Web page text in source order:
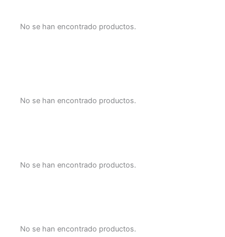
No se han encontrado productos.
No se han encontrado productos.
No se han encontrado productos.
No se han encontrado productos.